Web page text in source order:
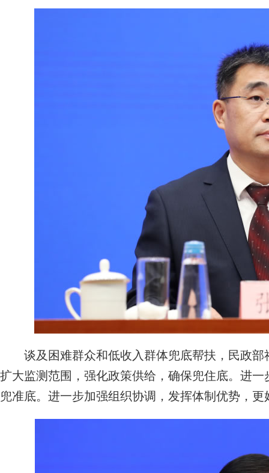
谈及困难群众和低收入群体兜底帮扶，民政部
扩大监测范围，强化政策供给，确保兜住底。进
兜准底。进一步加强组织协调，发挥体制优势，更